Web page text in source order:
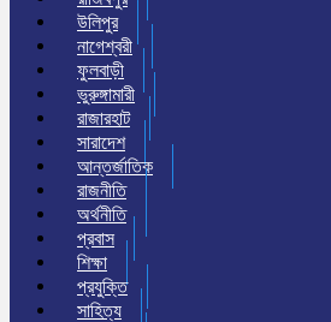
উলিপুর
নাগেশ্বরী
ফুলবাড়ী
ভুরুঙ্গামারী
রাজারহাট
সারাদেশ
আন্তর্জাতিক
রাজনীতি
অর্থনীতি
প্রবাস
শিক্ষা
প্রযুক্তি
সাহিত্য